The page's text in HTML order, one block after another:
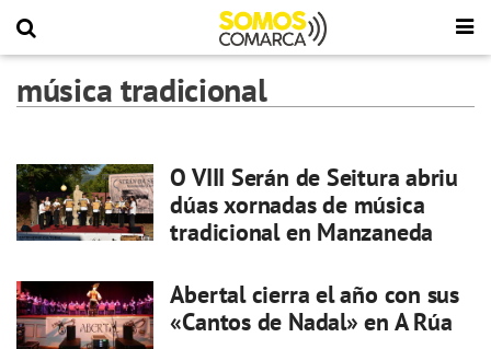
música tradicional
O VIII Serán de Seitura abriu
dúas xornadas de música
tradicional en Manzaneda
Abertal cierra el año con sus
«Cantos de Nadal» en A Rúa